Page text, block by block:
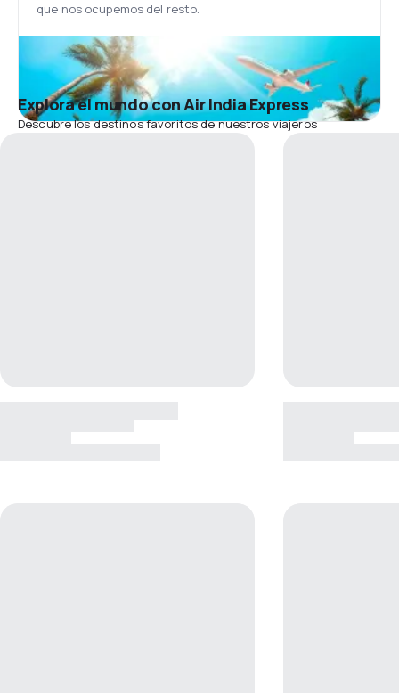
que nos ocupemos del resto.
Explora el mundo con Air India Express
Descubre los destinos favoritos de nuestros viajeros